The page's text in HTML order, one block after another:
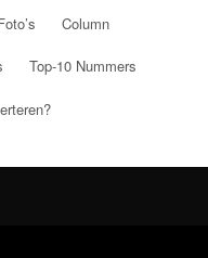
Column
Top-10 Nummers